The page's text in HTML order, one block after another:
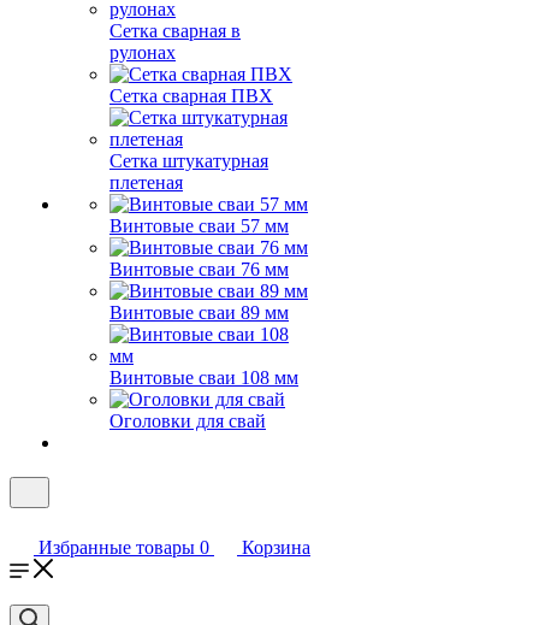
Сетка сварная в
рулонах
Сетка сварная ПВХ
Сетка штукатурная
плетеная
Винтовые сваи 57 мм
Винтовые сваи 76 мм
Винтовые сваи 89 мм
Винтовые сваи 108 мм
Оголовки для свай
Избранные товары 0 Корзина